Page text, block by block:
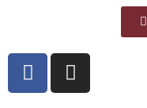
F
a
I
n